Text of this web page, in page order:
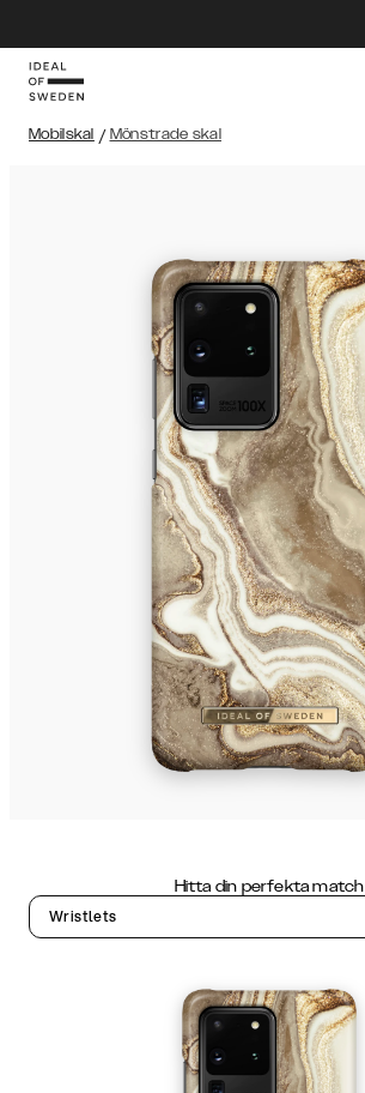
Mobilskal / Mönstrade skal
Hitta din perfekta match
Wristlets